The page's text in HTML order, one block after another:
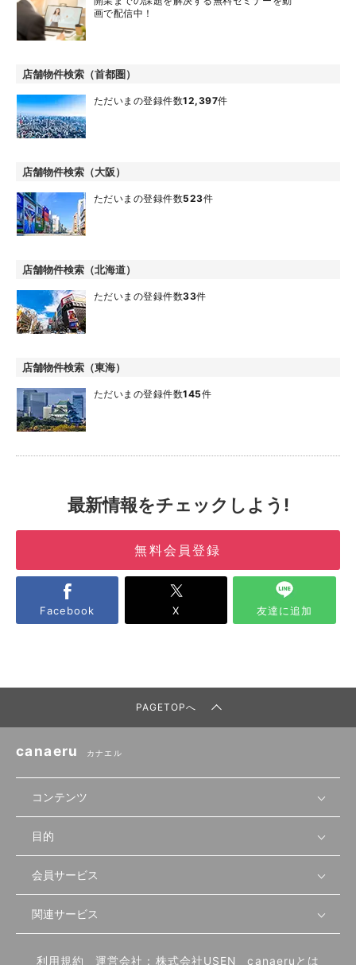
画で配信中！
店舗物件検索（首都圏）
ただいまの登録件数12,397件
店舗物件検索（大阪）
ただいまの登録件数523件
店舗物件検索（北海道）
ただいまの登録件数33件
店舗物件検索（東海）
ただいまの登録件数145件
最新情報をチェックしよう!
無料会員登録
Facebook X 友達に追加
PAGETOPへ
canaeru カナエル
コンテンツ
無料開業相談
セミナー情報
セミナー動画
物件を探す
首都圏
先輩開業者の声
目的
店舗運営
物件
内装・設備
会員サービス
会員登録
関連サービス
飲食店サクセスガイド（外部サイト）
利用規約 運営会社：株式会社USEN canaeruとは